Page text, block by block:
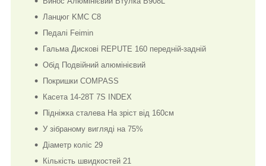
Ланцюг KMC C8
Педалі Feimin
Гальма Дискові REPUTE 160 передній-задній
Обід Подвійний алюмінієвий
Покришки COMPASS
Касета 14-28T 7S INDEX
Підніжка сталева На зріст від 160см
У зібраному вигляді на 75%
Діаметр коліс 29
Кількість швидкостей 21